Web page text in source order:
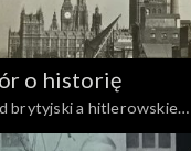
o historię
brytyjski a hitlerowskie